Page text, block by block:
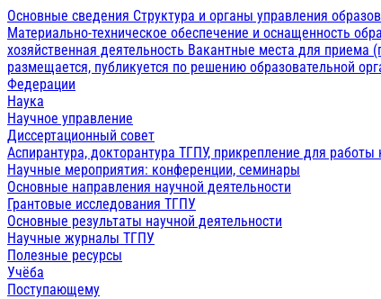
Основные сведения Структура и органы управления
Материально-техническое обеспечение и оснащенность
хозяйственная деятельность Вакантные места для приема
размещается, публикуется по решению образовательной
Федерации
Наука
Научное управление
Диссертационный совет
Аспирантура, докторантура ТГПУ, прикрепление для работы
Научные мероприятия: конференции, семинары
Основные направления научной деятельности
Грантовые исследования ТГПУ
Основные результаты научной деятельности
Научные журналы ТГПУ
Полезные ресурсы
Учёба
Поступающему